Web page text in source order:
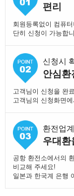
편리
회원등록없이 컴퓨
단히 신청이 가능합
신청시
안심환
고객님이 신청을 완
고객님의 신청화면
환전업
우대환
공항 환전소에서의
비교해 주세요!
일본과 한국계 은행